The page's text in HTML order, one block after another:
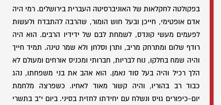
בפקולטה לחקלאות של האוניברסיטה העברית בירושלים. רמי היה
אדם אופטימי, חייכן ובעל חוש הומור, שהרבה להתבדח ולעשות
לפעמים מעשי קונדס, לשמחת לבם של ידידיו הרבים. הוא היה
רודף שלום ומתרחק מריב, ותרן וסלחן ולא שמר טינה. תמיד חייך
והיה שמח בחלקו, נוח לבריות, חברותי ומכניס אורחים ומעולם לא
הלך רכיל והיה בעל סוד נאמן. הוא אהב את בני משפחתו, נהג
כבוד רב בהוריו, והיה קשור מאוד לאחיו. כשפרצה מלחמת
יום-כיפורים גויס ונשלח עם יחידתו לחזית בסיני. ביום י"ב בתשרי